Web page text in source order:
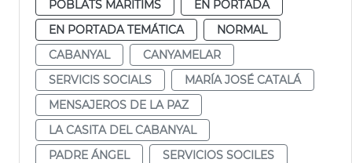
POBLATS MARITIMS
EN PORTADA
EN PORTADA TEMÁTICA
NORMAL
CABANYAL
CANYAMELAR
SERVICIS SOCIALS
MARÍA JOSÉ CATALÁ
MENSAJEROS DE LA PAZ
LA CASITA DEL CABANYAL
PADRE ÁNGEL
SERVICIOS SOCILES